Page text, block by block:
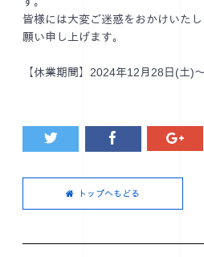
皆様には大変ご迷惑をおかけいた
願い申し上げます。
【休業期間】2024年12月28日(土)
トップへもどる